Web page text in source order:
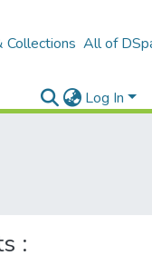
Collections All of
Log In
: